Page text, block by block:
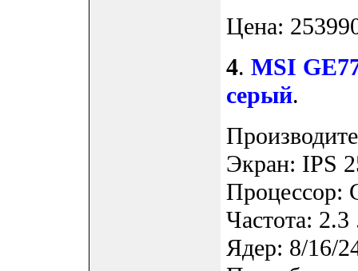
Цена:
4. MSI
серый.
Экран: IPS
Процессор:
Частота:
Ядер: 8/16/